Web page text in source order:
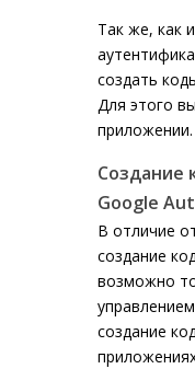
Так же, как
создать
Для этого
приложении.
Создание
Google
В отличие
создание
возможно
создание